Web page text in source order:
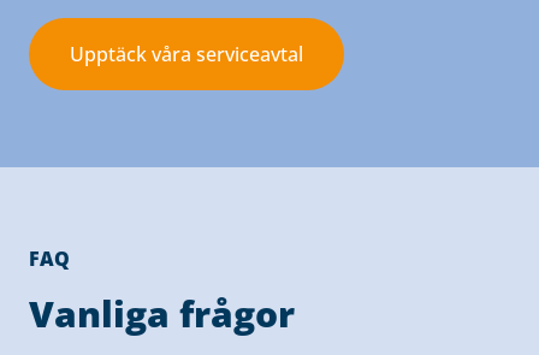
Upptäck våra serviceavtal
FAQ
Vanliga frågor